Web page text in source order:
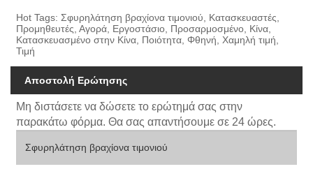
Hot Tags: Σφυρηλάτηση βραχίονα τιμονιού, Κατασκευαστές,
Προμηθευτές, Αγορά, Εργοστάσιο, Προσαρμοσμένο, Κίνα,
Κατασκευασμένο στην Κίνα, Ποιότητα, Φθηνή, Χαμηλή τιμή,
Τιμή
Αποστολή Ερώτησης
Μη διστάσετε να δώσετε το ερώτημά σας στην
παρακάτω φόρμα. Θα σας απαντήσουμε σε 24 ώρες.